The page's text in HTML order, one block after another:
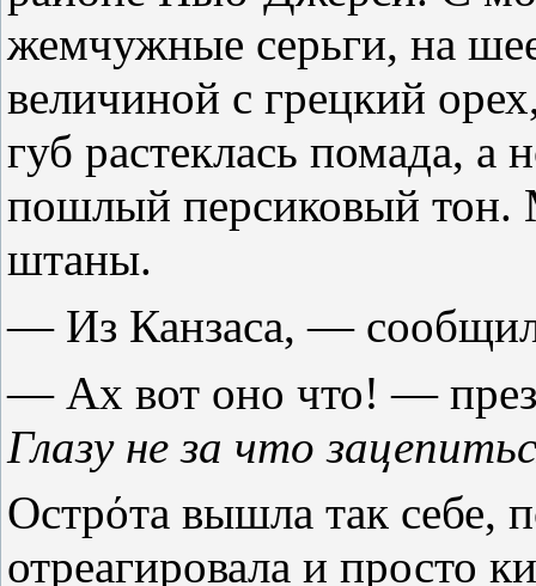
жемчужные серьги, на
величиной с грецкий
губ растеклась помада,
пошлый персиковый тон.
штаны.
— Из Канзаса, —
— Ах вот оно что! —
Глазу не за что
Острόта вышла так себе,
отреагировала и просто